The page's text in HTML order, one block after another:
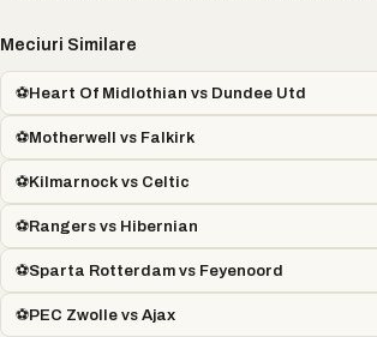
Meciuri Similare
⚽Heart Of Midlothian vs Dundee Utd
⚽Motherwell vs Falkirk
⚽Kilmarnock vs Celtic
⚽Rangers vs Hibernian
⚽Sparta Rotterdam vs Feyenoord
⚽PEC Zwolle vs Ajax